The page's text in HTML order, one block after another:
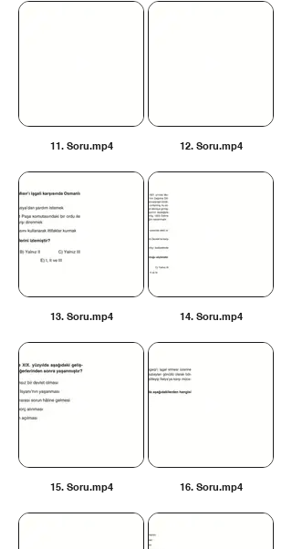
11. Soru.mp4 12. Soru.mp4
13. Soru.mp4 14. Soru.mp4
15. Soru.mp4 16. Soru.mp4